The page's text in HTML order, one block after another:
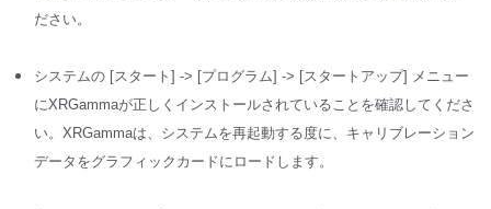
ださい。
システムの [スタート] -> [プログラム] -> [スタートアップ] メニュー
にXRGammaが正しくインストールされていることを確認してくださ
い。XRGammaは、システムを再起動する度に、キャリブレーション
データをグラフィックカードにロードします。